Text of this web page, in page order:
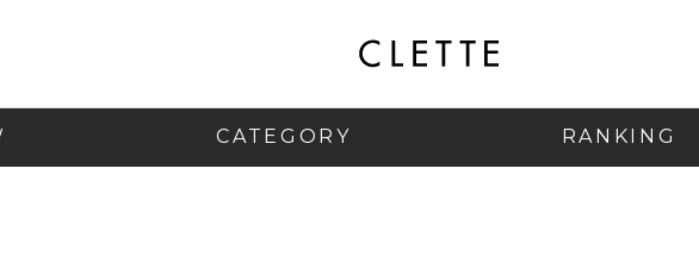
CATEGORY RANKING